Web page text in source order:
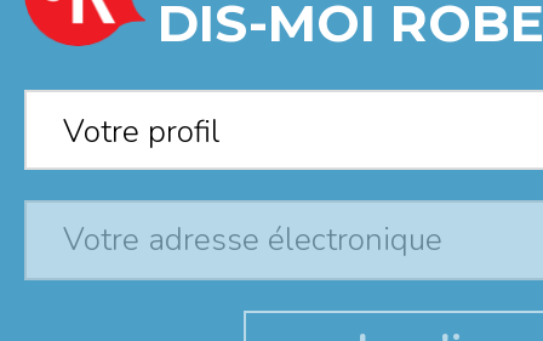
DIS-MOI
Votre profil*
Votre profil